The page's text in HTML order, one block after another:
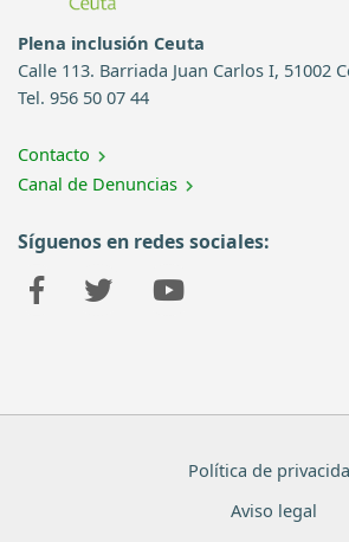
Plena inclusión Ceuta
Calle 113. Barriada Juan Carlos I, 51002
Tel. 956 50 07 44
Contacto
Canal de Denuncias
Síguenos en redes sociales:
Política de
Aviso legal